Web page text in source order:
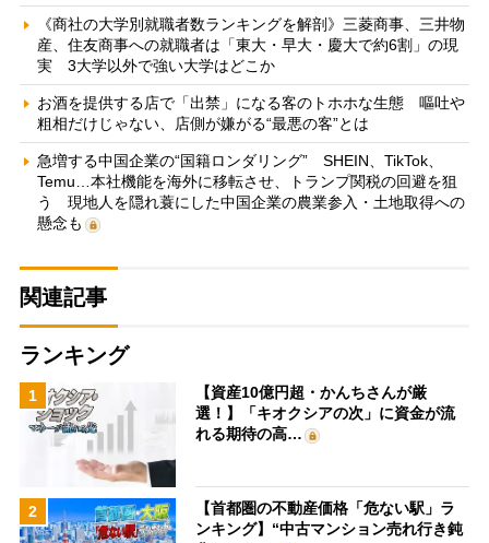
《商社の大学別就職者数ランキングを解剖》三菱商事、三井物
産、住友商事への就職者は「東大・早大・慶大で約6割」の現
実 3大学以外で強い大学はどこか
お酒を提供する店で「出禁」になる客のトホホな生態 嘔吐や
粗相だけじゃない、店側が嫌がる“最悪の客”とは
急増する中国企業の“国籍ロンダリング” SHEIN、TikTok、
Temu…本社機能を海外に移転させ、トランプ関税の回避を狙
う 現地人を隠れ蓑にした中国企業の農業参入・土地取得への
懸念も
関連記事
ランキング
1
【資産10億円超・かんちさんが厳
選！】「キオクシアの次」に資金が流
れる期待の高…
2
【首都圏の不動産価格「危ない駅」ラ
ンキング】“中古マンション売れ行き鈍